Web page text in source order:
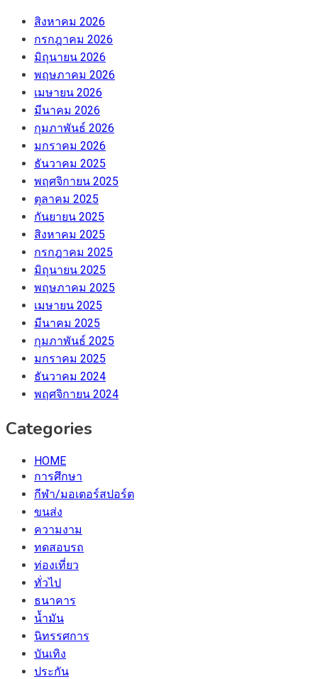
สิงหาคม 2026
กรกฎาคม 2026
มิถุนายน 2026
พฤษภาคม 2026
เมษายน 2026
มีนาคม 2026
กุมภาพันธ์ 2026
มกราคม 2026
ธันวาคม 2025
พฤศจิกายน 2025
ตุลาคม 2025
กันยายน 2025
สิงหาคม 2025
กรกฎาคม 2025
มิถุนายน 2025
พฤษภาคม 2025
เมษายน 2025
มีนาคม 2025
กุมภาพันธ์ 2025
มกราคม 2025
ธันวาคม 2024
พฤศจิกายน 2024
Categories
HOME
การศึกษา
กีฬา/มอเตอร์สปอร์ต
ขนส่ง
ความงาม
ทดสอบรถ
ท่องเที่ยว
ทั่วไป
ธนาคาร
น้ำมัน
นิทรรศการ
บันเทิง
ประกัน